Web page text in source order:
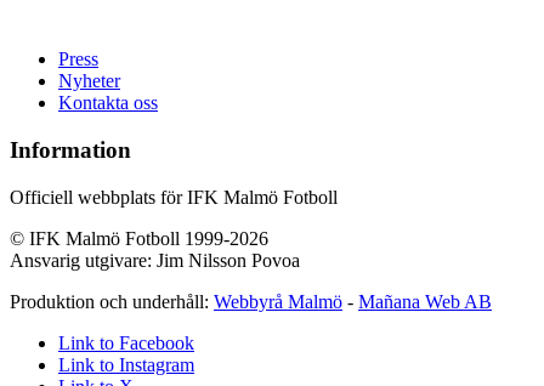
Press
Nyheter
Kontakta oss
Information
Officiell webbplats för IFK Malmö Fotboll
© IFK Malmö Fotboll 1999-2026
Ansvarig utgivare: Jim Nilsson Povoa
Produktion och underhåll: Webbyrå Malmö - Mañana Web AB
Link to Facebook
Link to Instagram